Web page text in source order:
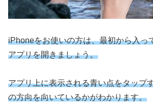
iPhoneをお使いの方は、最初から入っ
アプリを開きましょう。
アプリ上に表示される青い点をタップ
の方向を向いているかがわかります。